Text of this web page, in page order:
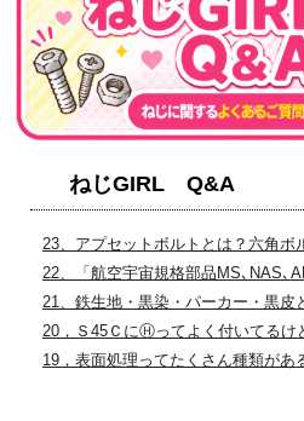
ねじGIRL Q&A
23、アプセットボルトとは？六角ボ
22、「航空宇宙規格部品MS､NAS､
21、鉄生地・黒染・パーカー・黒皮
20，Ｓ45ＣにⒽってよく付いてるけ
19，表面処理ってたくさん種類があ